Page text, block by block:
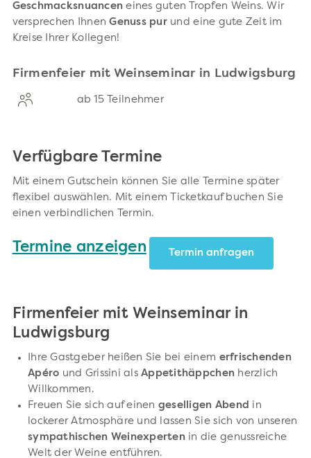
Geschmacksnuancen eines guten Tropfen Weins. Wir
versprechen IhnenGenuss pur und eine gute Zeit im
Kreise Ihrer Kollegen!
Firmenfeier mit Weinseminar in Ludwigsburg
ab 15 Teilnehmer
Verfügbare Termine
Mit einem Gutschein können Sie alle Termine später
flexibel auswählen. Mit einem Ticketkauf buchen Sie
einen verbindlichen Termin.
Termine anzeigen Termin anfragen
Firmenfeier mit Weinseminar in
Ludwigsburg
Ihre Gastgeber heißen Sie bei einem erfrischenden
Apéro und Grissini alsAppetithäppchen herzlich
Willkommen.
Freuen Sie sich auf einen geselligen Abend in
lockerer Atmosphäre und lassen Sie sich von unseren
sympathischen Weinexpertenin die genussreiche
Welt der Weine entführen.